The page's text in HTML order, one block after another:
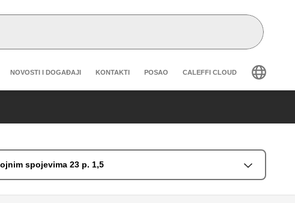
Header secondary navigation
NOVOSTI I DOGAĐAJI KONTAKTI POSAO CALEFFI CLOUD
spojevima 23 p. 1,5